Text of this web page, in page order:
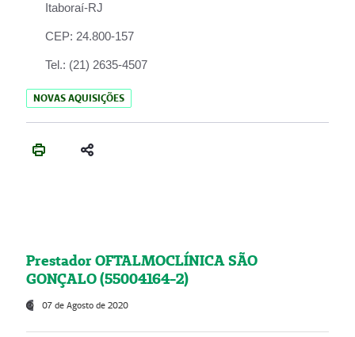
Itaboraí-RJ
CEP: 24.800-157
Tel.: (21) 2635-4507
NOVAS AQUISIÇÕES
Prestador OFTALMOCLÍNICA SÃO
GONÇALO (55004164-2)
07 de Agosto de 2020